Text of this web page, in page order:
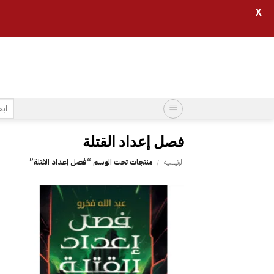
البحث
عن:
فصل إعداد القتلة
الرئيسية / منتجات تحت الوسم “فصل إعداد القتلة”
إضافة
إلى
قائمة
الرغبات
X